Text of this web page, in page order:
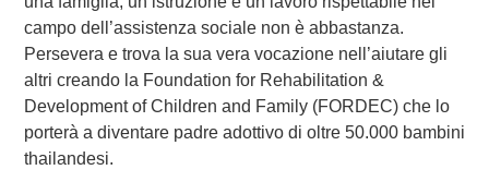
campo dell’assistenza sociale non è abbastanza.
Persevera e trova la sua vera vocazione nell’aiutare gli
altri creando la Foundation for Rehabilitation &
Development of Children and Family (FORDEC) che lo
porterà a diventare padre adottivo di oltre 50.000 bambini
thailandesi.